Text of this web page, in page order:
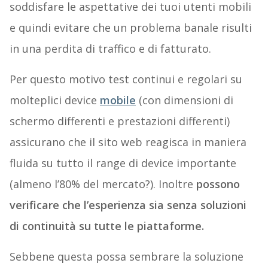
soddisfare le aspettative dei tuoi utenti mobili
e quindi evitare che un problema banale risulti
in una perdita di traffico e di fatturato.
Per questo motivo test continui e regolari su
molteplici device mobile (con dimensioni di
schermo differenti e prestazioni differenti)
assicurano che il sito web reagisca in maniera
fluida su tutto il range di device importante
(almeno l’80% del mercato?). Inoltre possono
verificare che l’esperienza sia senza soluzioni
di continuità su tutte le piattaforme.
Sebbene questa possa sembrare la soluzione